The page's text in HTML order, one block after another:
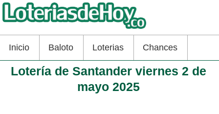
Inicio Baloto Loterias Chances
Lotería de Santander viernes 2 de
mayo 2025